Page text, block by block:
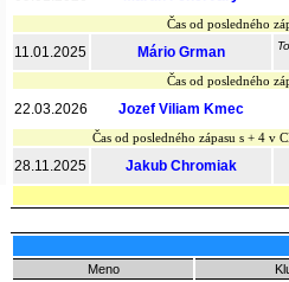
Čas od posledného
11.01.2025 Mário Grman
Čas od posledného
22.03.2026 Jozef Viliam Kmec
Čas od posledného zápasu s + 4
28.11.2025 Jakub Chromiak
Meno